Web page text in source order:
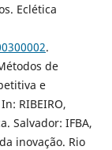
Eclética
.
de
e
RIBEIRO,
Salvador: IFBA,
inovação. Rio